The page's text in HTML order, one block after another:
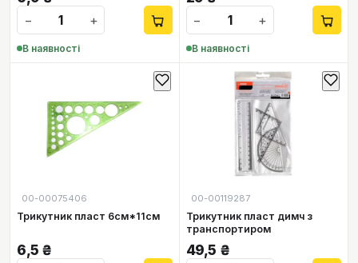
−
+
В наявності
−
+
В наявності
00-00075406
Трикутник пласт 6см*11см
6,5 ₴
00-00119287
Трикутник пласт димч з
транспортиром
49,5 ₴